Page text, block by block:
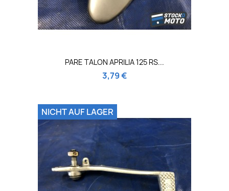
PARE TALON APRILIA 125 RS...
3,79 €
NICHT AUF LAGER